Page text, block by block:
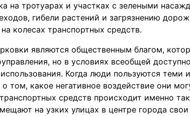
на тротуарах и участках с зелеными
гибели растений и загрязнению
колесах транспортных средств.
являются общественным благом,
но в условиях всеобщей
Когда люди пользуются теми
том, какое негативное воздействие они
средств происходит именно
на узких улицах в центре города